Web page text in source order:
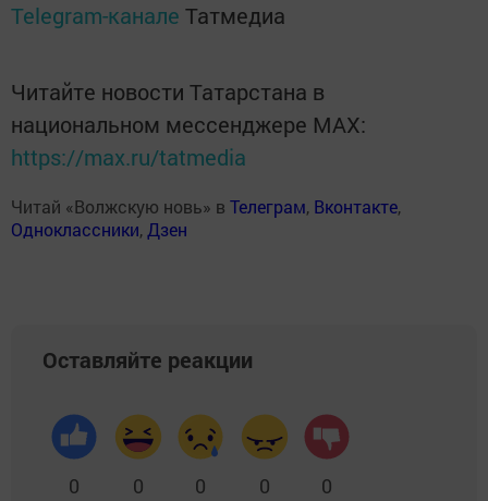
Telegram-канале Татмедиа
Читайте новости Татарстана в
национальном мессенджере MАХ:
https://max.ru/tatmedia
Читай «Волжскую новь» в Телеграм, Вконтакте,
Одноклассники,Дзен
Оставляйте реакции
0 0 0 0 0